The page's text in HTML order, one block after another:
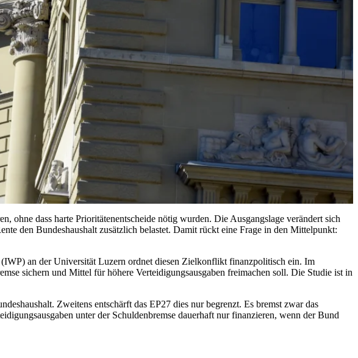
ohne dass harte Prioritätenentscheide nötig wurden. Die Ausgangslage verändert sich
den Bundeshaushalt zusätzlich belastet. Damit rückt eine Frage in den Mittelpunkt:
an der Universität Luzern ordnet diesen Zielkonflikt finanzpolitisch ein. Im
sichern und Mittel für höhere Verteidigungsausgaben freimachen soll. Die Studie ist in
Zweitens entschärft das EP27 dies nur begrenzt. Es bremst zwar das
unter der Schuldenbremse dauerhaft nur finanzieren, wenn der Bund